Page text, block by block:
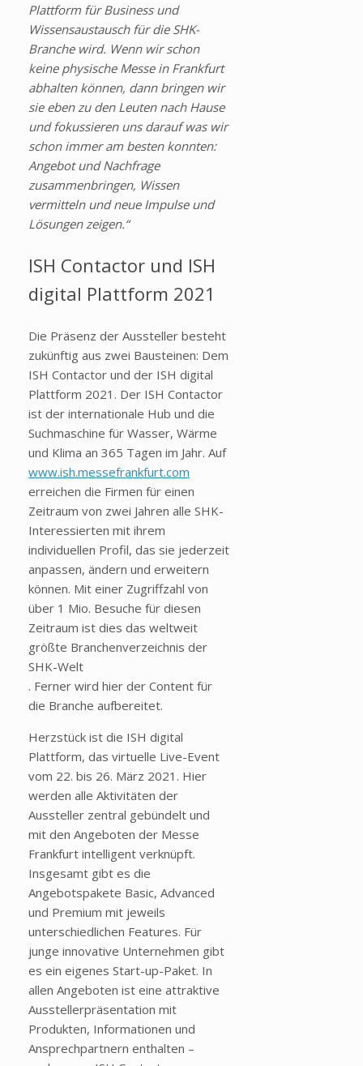
Plattform für Business und
Wissensaustausch für die SHK-
Branche wird. Wenn wir schon
keine physische Messe in Frankfurt
abhalten können, dann bringen wir
sie eben zu den Leuten nach Hause
und fokussieren uns darauf was wir
schon immer am besten konnten:
Angebot und Nachfrage
zusammenbringen, Wissen
vermitteln und neue Impulse und
Lösungen zeigen.“
ISH Contactor und ISH
digital Plattform 2021
Die Präsenz der Aussteller besteht
zukünftig aus zwei Bausteinen: Dem
ISH Contactor und der ISH digital
Plattform 2021. Der ISH Contactor
ist der internationale Hub und die
Suchmaschine für Wasser, Wärme
und Klima an 365 Tagen im Jahr. Auf
www.ish.messefrankfurt.com
erreichen die Firmen für einen
Zeitraum von zwei Jahren alle SHK-
Interessierten mit ihrem
individuellen Profil, das sie jederzeit
anpassen, ändern und erweitern
können. Mit einer Zugriffzahl von
über 1 Mio. Besuche für diesen
Zeitraum ist dies das weltweit
größte Branchenverzeichnis der
SHK-Welt
. Ferner wird hier der Content für
die Branche aufbereitet.
Herzstück ist die ISH digital
Plattform, das virtuelle Live-Event
vom 22. bis 26. März 2021. Hier
werden alle Aktivitäten der
Aussteller zentral gebündelt und
mit den Angeboten der Messe
Frankfurt intelligent verknüpft.
Insgesamt gibt es die
Angebotspakete Basic, Advanced
und Premium mit jeweils
unterschiedlichen Features. Für
junge innovative Unternehmen gibt
es ein eigenes Start-up-Paket. In
allen Angeboten ist eine attraktive
Ausstellerpräsentation mit
Produkten, Informationen und
Ansprechpartnern enthalten –